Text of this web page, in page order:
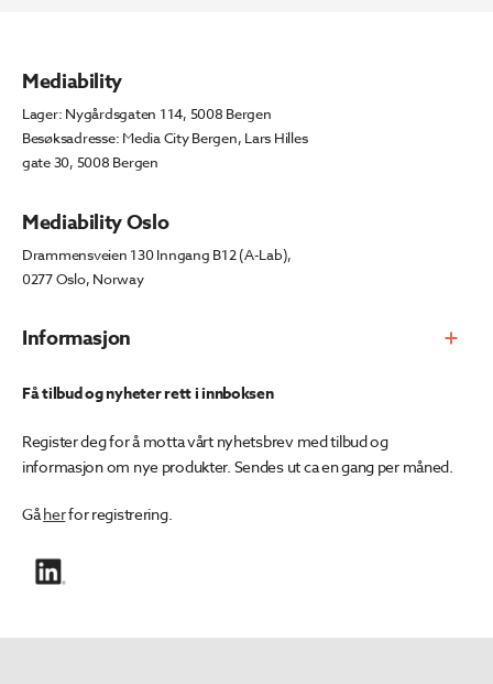
Informasjon
Mediability
Lager: Nygårdsgaten 114, 5008 Bergen
Besøksadresse: Media City Bergen, Lars Hilles
gate 30, 5008 Bergen
Mediability Oslo
Drammensveien 130 Inngang B12 (A-Lab),
0277 Oslo, Norway
Få tilbud og nyheter rett i innboksen
Register deg for å motta vårt nyhetsbrev med tilbud og
informasjon om nye produkter. Sendes ut ca en gang per måned.
Gåherfor registrering.